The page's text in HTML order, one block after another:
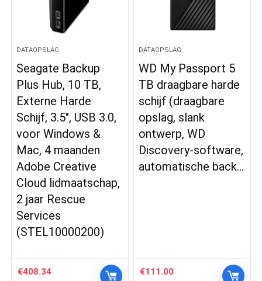
DATAOPSLAG
Seagate Backup
Plus Hub, 10 TB,
Externe Harde
Schijf, 3.5″, USB 3.0,
voor Windows &
Mac, 4 maanden
Adobe Creative
Cloud lidmaatschap,
2 jaar Rescue
Services
(STEL10000200)
€408.34
DATAOPSLAG
WD My Passport 5
TB draagbare harde
schijf (draagbare
opslag, slank
ontwerp, WD
Discovery-software,
automatische back…
€111.00